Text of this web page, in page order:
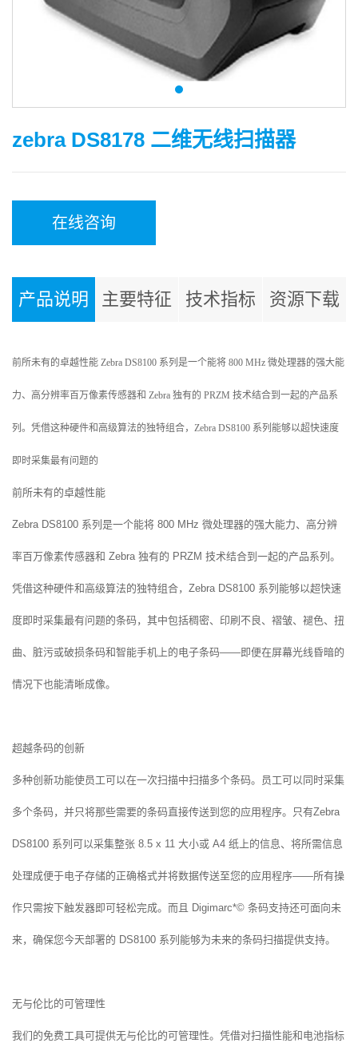
zebra DS8178 二维无线扫描器
在线咨询
产品说明 主要特征 技术指标 资源下载
前所未有的卓越性能 Zebra DS8100 系列是一个能将 800 MHz 微处理器的强大能
力、高分辨率百万像素传感器和 Zebra 独有的 PRZM 技术结合到一起的产品系
列。凭借这种硬件和高级算法的独特组合，Zebra DS8100 系列能够以超快速度
即时采集最有问题的
前所未有的卓越性能
Zebra DS8100 系列是一个能将 800 MHz 微处理器的强大能力、高分辨
率百万像素传感器和 Zebra 独有的 PRZM 技术结合到一起的产品系列。
凭借这种硬件和高级算法的独特组合，Zebra DS8100 系列能够以超快速
度即时采集最有问题的条码，其中包括稠密、印刷不良、褶皱、褪色、扭
曲、脏污或破损条码和智能手机上的电子条码——即便在屏幕光线昏暗的
情况下也能清晰成像。
超越条码的创新
多种创新功能使员工可以在一次扫描中扫描多个条码。员工可以同时采集
多个条码，并只将那些需要的条码直接传送到您的应用程序。只有Zebra
DS8100 系列可以采集整张 8.5 x 11 大小或 A4 纸上的信息、将所需信息
处理成便于电子存储的正确格式并将数据传送至您的应用程序——所有操
作只需按下触发器即可轻松完成。而且 Digimarc*© 条码支持还可面向未
来，确保您今天部署的 DS8100 系列能够为未来的条码扫描提供支持。
无与伦比的可管理性
我们的免费工具可提供无与伦比的可管理性。凭借对扫描性能和电池指标